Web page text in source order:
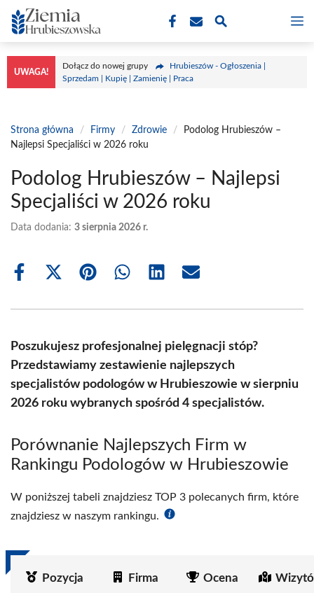
Przejdź
do
treści
UWAGA!
Dołącz do nowej grupy
Hrubieszów - Ogłoszenia |
Sprzedam | Kupię | Zamienię | Praca
Strona główna / Firmy / Zdrowie /
Podolog Hrubieszów –
Najlepsi Specjaliści w 2026 roku
Podolog Hrubieszów – Najlepsi
Specjaliści w 2026 roku
Data dodania: 3 sierpnia 2026 r.
Share
Share
(Twitter)
Share Share Share Share
Poszukujesz profesjonalnej pielęgnacji stóp?
Przedstawiamy zestawienie najlepszych
specjalistów podologów w Hrubieszowie w sierpniu
2026 roku wybranych spośród 4 specjalistów.
Porównanie Najlepszych Firm w
Rankingu Podologów w Hrubieszowie
W poniższej tabeli znajdziesz TOP 3 polecanych firm, które
znajdziesz w naszym rankingu.
Pozycja Firma Ocena